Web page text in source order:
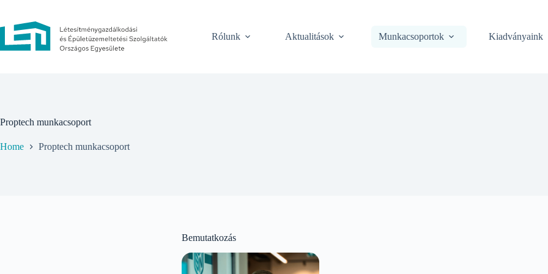
Rólunk Aktualitások Munkacsoportok Kiadványaink
Proptech munkacsoport
Home Proptech munkacsoport
Bemutatkozás